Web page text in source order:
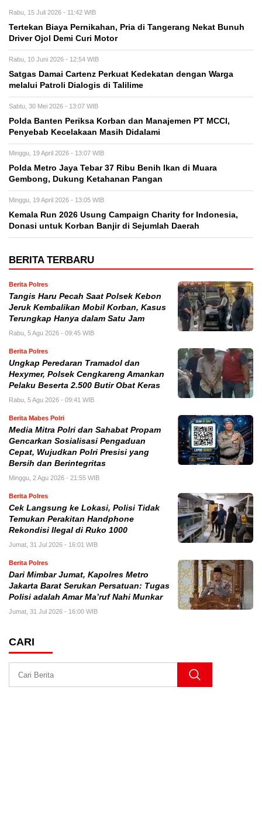
Rabu, 15 Juli 2026 - 11:42 WIB
Tertekan Biaya Pernikahan, Pria di Tangerang Nekat Bunuh
Driver Ojol Demi Curi Motor
Rabu, 10 Juni 2026 - 12:54 WIB
Satgas Damai Cartenz Perkuat Kedekatan dengan Warga
melalui Patroli Dialogis di Talilime
Sabtu, 30 Mei 2026 - 13:07 WIB
Polda Banten Periksa Korban dan Manajemen PT MCCI,
Penyebab Kecelakaan Masih Didalami
Minggu, 19 April 2026 - 13:07 WIB
Polda Metro Jaya Tebar 37 Ribu Benih Ikan di Muara
Gembong, Dukung Ketahanan Pangan
Minggu, 19 April 2026 - 13:05 WIB
Kemala Run 2026 Usung Campaign Charity for Indonesia,
Donasi untuk Korban Banjir di Sejumlah Daerah
BERITA TERBARU
Berita Polres
Tangis Haru Pecah Saat Polsek Kebon
Jeruk Kembalikan Mobil Korban, Kasus
Terungkap Hanya dalam Satu Jam
Rabu, 5 Agu 2026 - 09:45 WIB
Berita Polres
Ungkap Peredaran Tramadol dan
Hexymer, Polsek Cengkareng Amankan
Pelaku Beserta 2.500 Butir Obat Keras
Rabu, 5 Agu 2026 - 09:41 WIB
Berita Mabes Polri
Media Mitra Polri dan Sahabat Propam
Gencarkan Sosialisasi Pengaduan
Cepat, Wujudkan Polri Presisi yang
Bersih dan Berintegritas
Minggu, 2 Agu 2026 - 21:55 WIB
Berita Polres
Cek Langsung ke Lokasi, Polisi Tidak
Temukan Perakitan Handphone
Rekondisi Ilegal di Ruko 1000
Jumat, 31 Jul 2026 - 16:01 WIB
Berita Polres
Dari Mimbar Jumat, Kapolres Metro
Jakarta Barat Serukan Persatuan: Tugas
Polisi adalah Amar Ma’ruf Nahi Munkar
Jumat, 31 Jul 2026 - 16:00 WIB
CARI